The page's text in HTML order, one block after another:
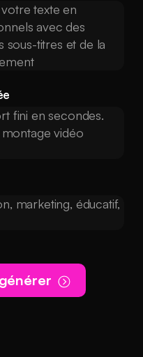
texte en
avec des
sous-titres et de la
fini en secondes.
vidéo
marketing, éducatif,